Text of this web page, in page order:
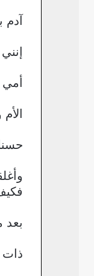
آدم
أمي
ذات